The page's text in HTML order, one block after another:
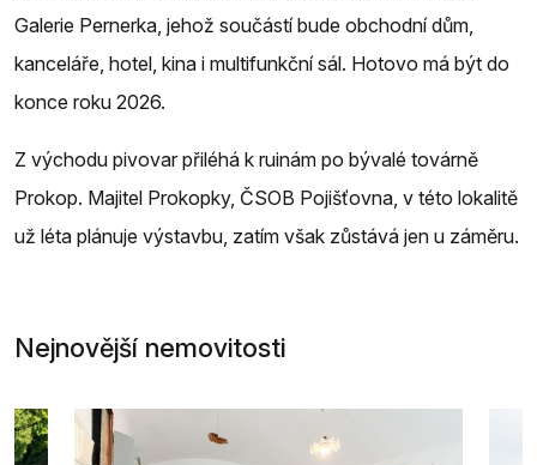
Galerie Pernerka, jehož součástí bude obchodní dům,
kanceláře, hotel, kina i multifunkční sál. Hotovo má být do
konce roku 2026.
Z východu pivovar přiléhá k ruinám po bývalé továrně
Prokop. Majitel Prokopky, ČSOB Pojišťovna, v této lokalitě
už léta plánuje výstavbu, zatím však zůstává jen u záměru.
Nejnovější nemovitosti